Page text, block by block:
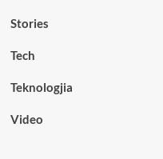
Stories
Tech
Teknologjia
Video